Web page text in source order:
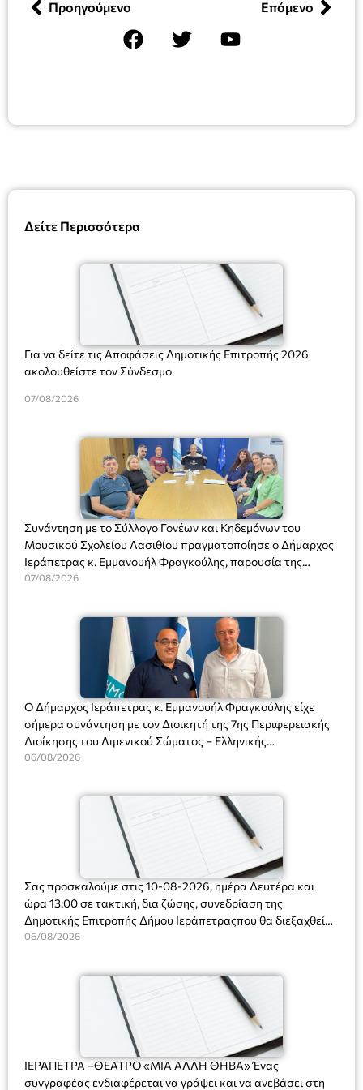
Δείτε Περισσότερα
Για να δείτε τις Αποφάσεις Δημοτικής Επιτροπής 2026
ακολουθείστε τον Σύνδεσμο
07/08/2026
Συνάντηση με το Σύλλογο Γονέων και Κηδεμόνων του
Μουσικού Σχολείου Λασιθίου πραγματοποίησε ο Δήμαρχος
Ιεράπετρας κ. Εμμανουήλ Φραγκούλης, παρουσία της
Διευθύντριας του σχολείου κας Μαριάννας Χαΐτα.
07/08/2026
Ο Δήμαρχος Ιεράπετρας κ. Εμμανουήλ Φραγκούλης είχε
σήμερα συνάντηση με τον Διοικητή της 7ης Περιφερειακής
Διοίκησης του Λιμενικού Σώματος – Ελληνικής
Ακτοφυλακής (Λ.Σ.-ΕΛ.ΑΚΤ.), Αρχιπλοίαρχο Λ.Σ. κ. Ιωάννη
06/08/2026
Σας προσκαλούμε στις 10-08-2026, ημέρα Δευτέρα και
ώρα 13:00 σε τακτική, δια ζώσης, συνεδρίαση της
Δημοτικής Επιτροπής Δήμου Ιεράπετραςπου θα διεξαχθεί
στο Δημοτικό Κατάστημα, Δημοκρατίας 31 στην αίθουσα
και λήψη αποφάσεων στα παρακάτω θέματα:
06/08/2026
ΙΕΡΑΠΕΤΡΑ –ΘΕΑΤΡΟ «ΜΙΑ ΑΛΛΗ ΘΗΒΑ» Ένας
συγγραφέας ενδιαφέρεται να γράψει και να ανεβάσει στη
Προηγούμενο Επόμενο